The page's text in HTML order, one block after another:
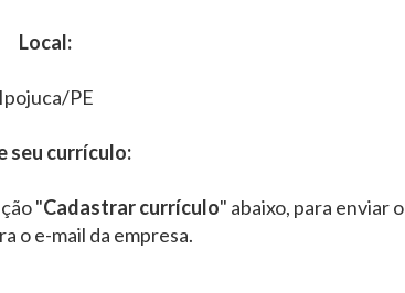
Local:
Ipojuca/PE
seu currículo:
"Cadastrar currículo" abaixo, para enviar o
o e-mail da empresa.